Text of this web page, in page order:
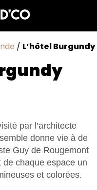
/ L’hôtel Burgundy
par l’architecte
donne vie à de
Guy de Rougemont
de chaque espace un
et colorées.